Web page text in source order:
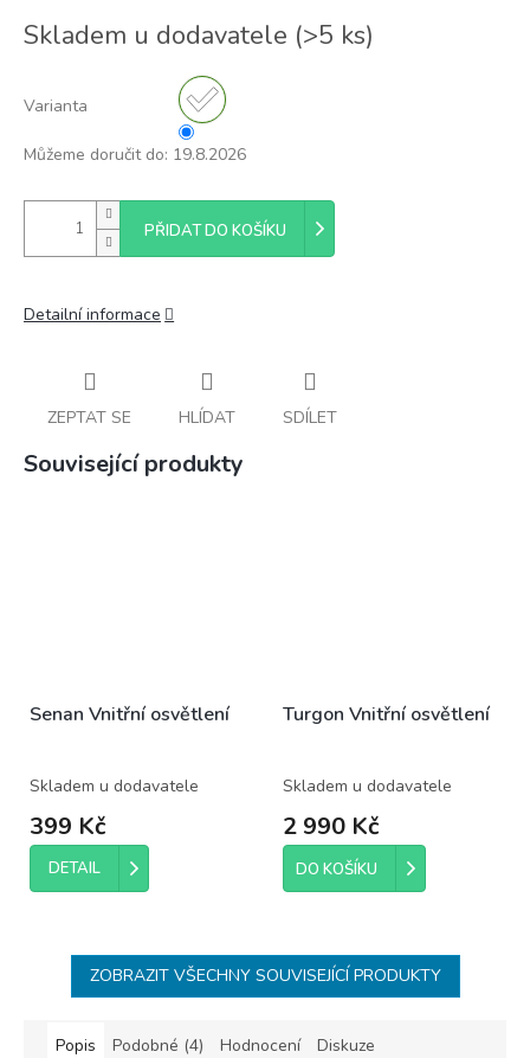
cena:
Skladem u dodavatele (>5 ks)
Varianta
Můžeme doručit do: 19.8.2026
PŘIDAT DO KOŠÍKU
Detailní informace
ZEPTAT SE HLÍDAT SDÍLET
Související produkty
Senan Vnitřní osvětlení
Skladem u dodavatele
399 Kč
DETAIL
Turgon Vnitřní osvětlení
Skladem u dodavatele
2 990 Kč
DO KOŠÍKU
ZOBRAZIT VŠECHNY SOUVISEJÍCÍ PRODUKTY
Popis Podobné (4) Hodnocení Diskuze